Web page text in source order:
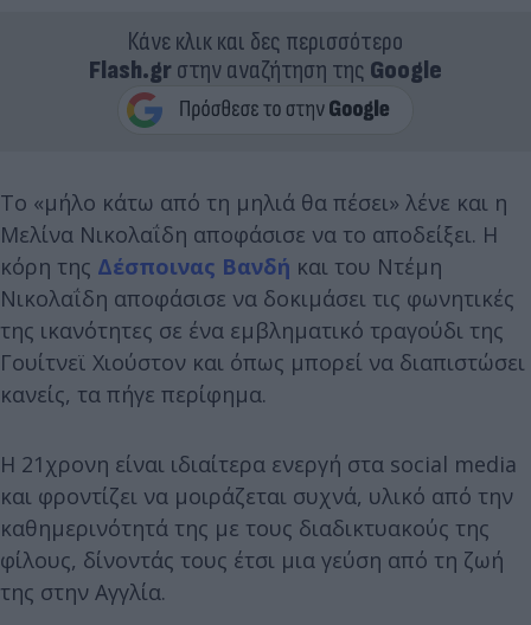
Κάνε κλικ και δες περισσότερο
Flash.grστην αναζήτηση της Google
Το «μήλο κάτω από τη μηλιά θα πέσει» λένε και η
Μελίνα Νικολαΐδη αποφάσισε να το αποδείξει. Η
κόρη της Δέσποινας Βανδή και του Ντέμη
Νικολαΐδη αποφάσισε να δοκιμάσει τις φωνητικές
της ικανότητες σε ένα εμβληματικό τραγούδι της
Γουίτνεϊ Χιούστον και όπως μπορεί να διαπιστώσει
κανείς, τα πήγε περίφημα.
Η 21χρονη είναι ιδιαίτερα ενεργή στα social media
και φροντίζει να μοιράζεται συχνά, υλικό από την
καθημερινότητά της με τους διαδικτυακούς της
φίλους, δίνοντάς τους έτσι μια γεύση από τη ζωή
της στην Αγγλία.